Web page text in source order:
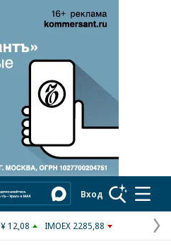
ad
Вход
¥ 12,08 IMOEX 2285,88